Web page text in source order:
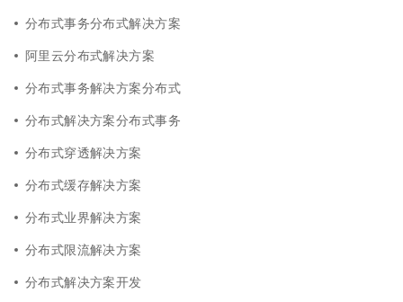
分布式事务分布式解决方案
阿里云分布式解决方案
分布式事务解决方案分布式
分布式解决方案分布式事务
分布式穿透解决方案
分布式缓存解决方案
分布式业界解决方案
分布式限流解决方案
分布式解决方案开发